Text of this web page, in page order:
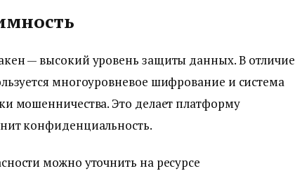
— высокий уровень защиты данных. В отличие
многоуровневое шифрование и система
мошенничества. Это делает платформу
конфиденциальность.
можно уточнить на ресурсе